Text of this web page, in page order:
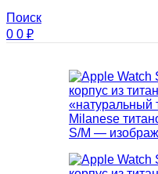
Поиск
0 0 ₽